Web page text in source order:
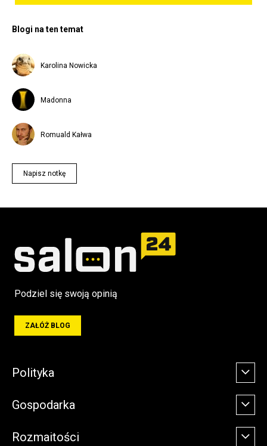
Blogi na ten temat
Karolina Nowicka
Madonna
Romuald Kałwa
Napisz notkę
Podziel się swoją opinią
ZAŁÓŻ BLOG
Polityka
Gospodarka
Rozmaitości